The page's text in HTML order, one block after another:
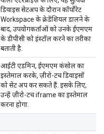
डिवाइस सेटअप के दौरान कॉर्पोरेट
Workspace के क्रेडेंशियल डालने के
बाद, उपयोगकर्ताओं को उनके ईएमएम
के डीपीसी को इंस्टॉल करने का तरीका
बताती है.
आईटी एडमिन, ईएमएम कंसोल का
इस्तेमाल करके, ज़ीरो-टच डिवाइसों
को सेट अप कर सकते हैं. इसके लिए,
उन्हें ज़ीरो-टच iframe का इस्तेमाल
करना होगा.